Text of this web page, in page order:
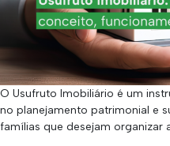
O Usufruto Imobiliário é um
no planejamento patrimonial e
famílias que desejam organizar